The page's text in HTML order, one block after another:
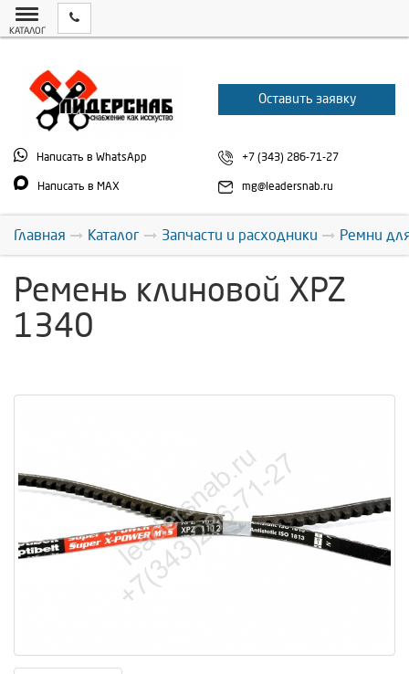
КАТАЛОГ
Оставить заявку
Написать в WhatsApp
Написать в MAX
+7 (343) 286-71-27
mg@leadersnab.ru
Главная Каталог Запчасти и расходники Ремни
Ремень клиновой XPZ
1340